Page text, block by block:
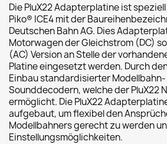
Die PluX22 Adapterplatine ist
Piko® ICE4 mit der
Deutschen Bahn AG. Dies
Motorwagen der Gleichstrom (DC)
(AC) Version an Stelle der
Platine eingesetzt werden. Durch
Einbau standardisierter Modellbahn-
Sounddecodern, welche der PluX22
ermöglicht. Die PluX22
aufgebaut, um flexibel den
Modellbahners gerecht zu werden
Einstellungsmöglichkeiten.